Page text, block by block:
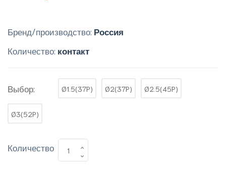
Бренд/производство: Россия
Количество: контакт
Выбор: Ø1.5(37P) Ø2(37P) Ø2.5(45P)
Ø3(52P)
Количество